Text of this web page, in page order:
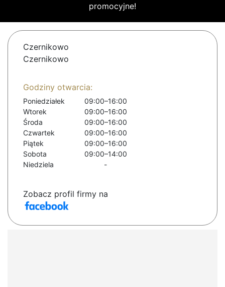
promocyjne!
Czernikowo
Czernikowo
Godziny otwarcia:
Poniedziałek
09:00–16:00
Wtorek
09:00–16:00
Środa
09:00–16:00
Czwartek
09:00–16:00
Piątek
09:00–16:00
Sobota
09:00–14:00
Niedziela
-
Zobacz profil firmy na